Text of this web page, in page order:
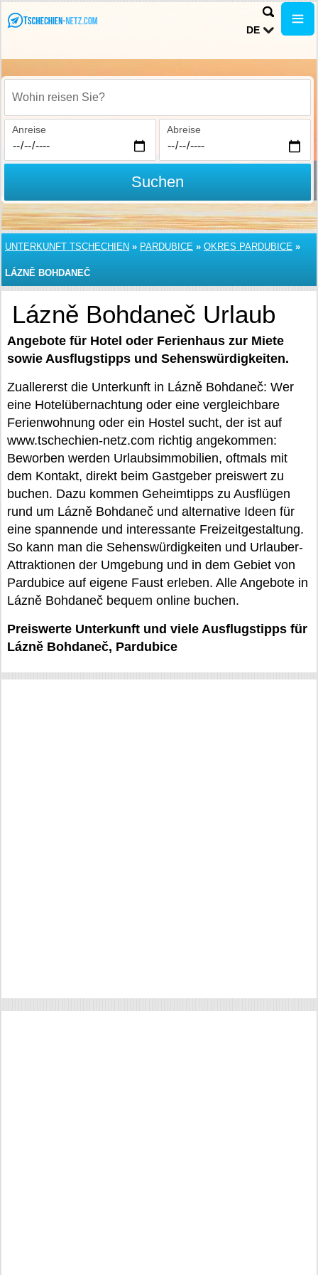
DE
Wohin reisen Sie?
Anreise Abreise
Suchen
UNTERKUNFT TSCHECHIEN » PARDUBICE » OKRES PARDUBICE »
LÁZNĚ BOHDANEČ
Lázně Bohdaneč Urlaub
Angebote für Hotel oder Ferienhaus zur Miete
sowie Ausflugstipps und Sehenswürdigkeiten.
Zuallererst die Unterkunft in Lázně Bohdaneč: Wer
eine Hotelübernachtung oder eine vergleichbare
Ferienwohnung oder ein Hostel sucht, der ist auf
www.tschechien-netz.com richtig angekommen:
Beworben werden Urlaubsimmobilien, oftmals mit
dem Kontakt, direkt beim Gastgeber preiswert zu
buchen. Dazu kommen Geheimtipps zu Ausflügen
rund um Lázně Bohdaneč und alternative Ideen für
eine spannende und interessante Freizeitgestaltung.
So kann man die Sehenswürdigkeiten und Urlauber-
Attraktionen der Umgebung und in dem Gebiet von
Pardubice auf eigene Faust erleben. Alle Angebote in
Lázně Bohdaneč bequem online buchen.
Preiswerte Unterkunft und viele Ausflugstipps für
Lázně Bohdaneč, Pardubice